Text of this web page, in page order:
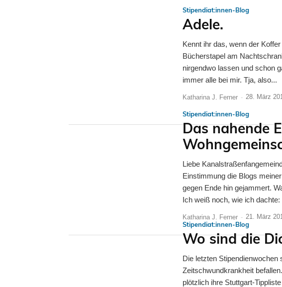
Stipendiat:innen-Blog
Adele.
Kennt ihr das, wenn der
Bücherstapel am
nirgendwo lassen und schon
immer alle bei mir. Tja, also...
Katharina J. Ferner - 28. März
Stipendiat:innen-Blog
Das nahende
Liebe Kanalstraßenfangemeinde, als ich hier ankam, habe
Einstimmung die Blogs
gegen Ende hin gejammert.
Ich weiß noch, wie ich
Katharina J. Ferner - 21. März
Stipendiat:innen-Blog
Wo sind die
Die letzten Stipendienwochen
Zeitschwundkrankheit
plötzlich ihre Stuttgart-